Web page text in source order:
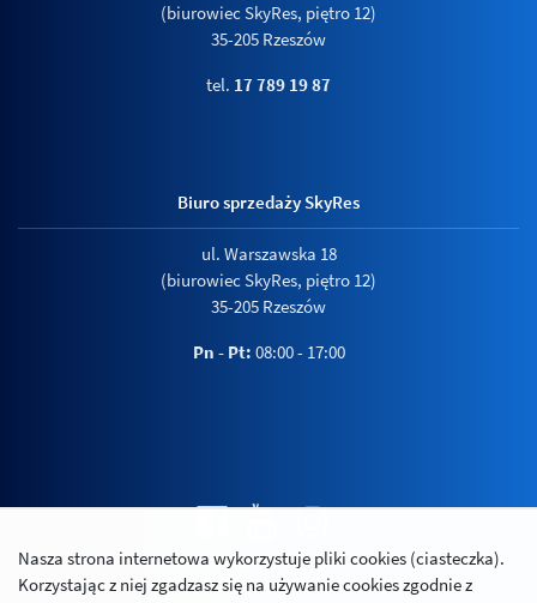
(biurowiec SkyRes, piętro 12)
35-205 Rzeszów
tel. 17 789 19 87
Biuro sprzedaży SkyRes
ul. Warszawska 18
(biurowiec SkyRes, piętro 12)
35-205 Rzeszów
Pn - Pt: 08:00 - 17:00
Polityka prywatności
Relacje inwestorskie
Nasza strona internetowa wykorzystuje pliki cookies (ciasteczka).
Korzystając z niej zgadzasz się na używanie cookies zgodnie z